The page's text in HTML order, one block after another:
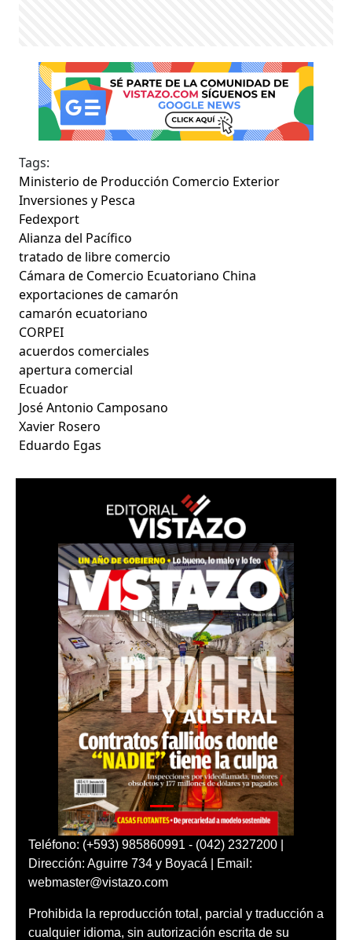
Tags:
Ministerio de Producción Comercio Exterior
Inversiones y Pesca
Fedexport
Alianza del Pacífico
tratado de libre comercio
Cámara de Comercio Ecuatoriano China
exportaciones de camarón
camarón ecuatoriano
CORPEI
acuerdos comerciales
apertura comercial
Ecuador
José Antonio Camposano
Xavier Rosero
Eduardo Egas
Teléfono: (+593) 985860991 - (042) 2327200 |
Dirección: Aguirre 734 y Boyacá | Email:
webmaster@vistazo.com
Prohibida la reproducción total, parcial y traducción a
cualquier idioma, sin autorización escrita de su